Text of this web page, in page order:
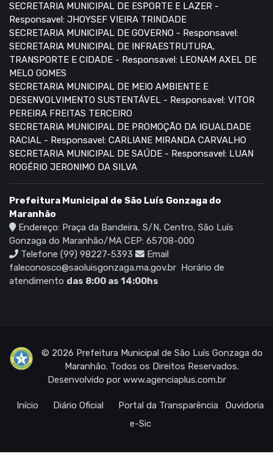
SECRETARIA MUNICIPAL DE ESPORTE E LAZER -
Responsavel: JHOYSEF VIEIRA TRINDADE
SECRETARIA MUNICIPAL DE GOVERNO - Responsavel:
SECRETARIA MUNICIPAL DE INFRAESTRUTURA,
TRANSPORTE E CIDADE - Responsavel: LEONAM AXEL DE
MELO GOMES
SECRETARIA MUNICIPAL DE MEIO AMBIENTE E
DESENVOLVIMENTO SUSTENTÁVEL - Responsavel: VITOR
PEREIRA FREITAS TERCEIRO
SECRETARIA MUNICIPAL DE PROMOÇÃO DA IGUALDADE
RACIAL - Responsavel: CARLIANE MIRANDA CARVALHO
SECRETARIA MUNICIPAL DE SAÚDE - Responsavel: LUAN
ROGÉRIO JERONIMO DA SILVA
Prefeitura Municipal de São Luís Gonzaga do
Maranhão
Endereço: Praça da Bandeira, S/N, Centro, São Luís
Gonzaga do Maranhão/MA CEP: 65708-000
Telefone (99) 98227-5393
Email
faleconosco@saoluisgonzaga.ma.gov.br Horário de
atendimento das 8:00 as 14:00hs
© 2026 Prefeitura Municipal de São Luís Gonzaga do
Maranhão. Todos os Direitos Reservados.
Desenvolvido por www.agenciaplus.com.br
Início Diário Oficial Portal da Transparência
Ouvidoria
e-Sic